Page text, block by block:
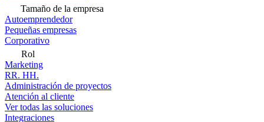
Tamaño de la empresa
Autoemprendedor
Pequeñas empresas
Corporativo
Rol
Marketing
RR. HH.
Administración de proyectos
Atención al cliente
Ver todas las soluciones
Integraciones